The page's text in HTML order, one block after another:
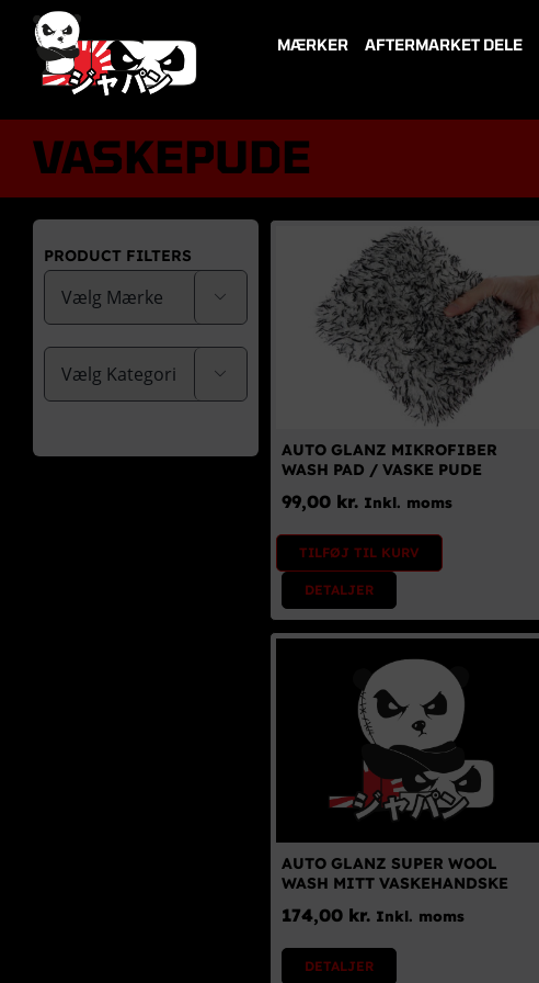
content
MÆRKER AFTERMARKET DELE
VASKEPUDE
PRODUCT FILTERS


AUTO GLANZ MIKROFIBER
WASH PAD / VASKE PUDE
99,00 kr. Inkl. moms
TILFØJ TIL KURV
DETALJER
AUTO GLANZ SUPER WOOL
WASH MITT VASKEHANDSKE
174,00 kr. Inkl. moms
DETALJER